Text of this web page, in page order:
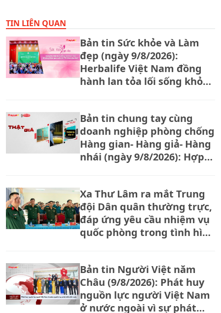
TIN LIÊN QUAN
Bản tin Sức khỏe và Làm
đẹp (ngày 9/8/2026):
Herbalife Việt Nam đồng
hành lan tỏa lối sống khỏe
Bản tin chung tay cùng
doanh nghiệp phòng chống
Hàng gian- Hàng giả- Hàng
nhái (ngày 9/8/2026): Hợp
giả, hàng nhái
Xa Thư Lâm ra mắt Trung
đội Dân quân thường trực,
đáp ứng yêu cầu nhiệm vụ
quốc phòng trong tình hình
Bản tin Người Việt năm
Châu (9/8/2026): Phát huy
nguồn lực người Việt Nam
ở nước ngoài vì sự phát